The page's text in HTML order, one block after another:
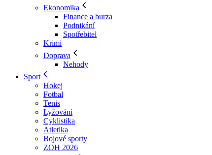
Ekonomika
Finance a burza
Podnikání
Spotřebitel
Krimi
Doprava
Nehody
Sport
Hokej
Fotbal
Tenis
Lyžování
Cyklistika
Atletika
Bojové sporty
ZOH 2026